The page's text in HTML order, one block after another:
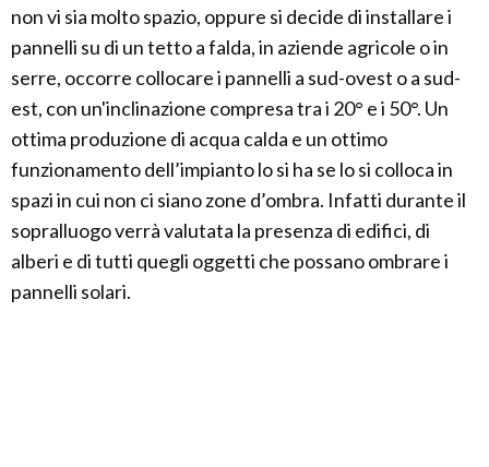
non vi sia molto spazio, oppure si decide di installare i
pannelli su di un tetto a falda, in aziende agricole o in
serre, occorre collocare i pannelli a sud-ovest o a sud-
est, con un'inclinazione compresa tra i 20° e i 50°. Un
ottima produzione di acqua calda e un ottimo
funzionamento dell’impianto lo si ha se lo si colloca in
spazi in cui non ci siano zone d’ombra. Infatti durante il
sopralluogo verrà valutata la presenza di edifici, di
alberi e di tutti quegli oggetti che possano ombrare i
pannelli solari.